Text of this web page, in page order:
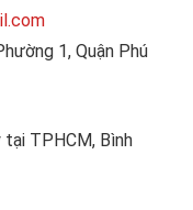
1, Quận Phú
TPHCM, Bình